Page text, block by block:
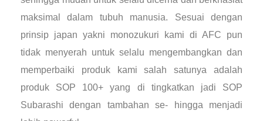
maksimal dalam tubuh manusia. Sesuai dengan
prinsip japan yakni monozukuri kami di AFC pun
tidak menyerah untuk selalu mengembangkan dan
memperbaiki produk kami salah satunya adalah
produk SOP 100+ yang di tingkatkan jadi SOP
Subarashi dengan tambahan se- hingga menjadi